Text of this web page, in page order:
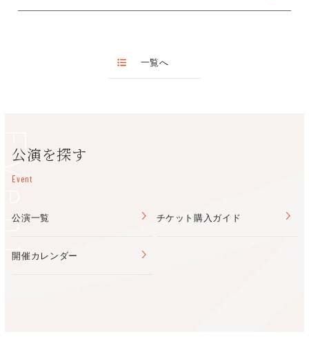
＜ピアノ＞
一覧へ
公演を探す
Event
公演一覧 チケット購入ガイド
開催カレンダー